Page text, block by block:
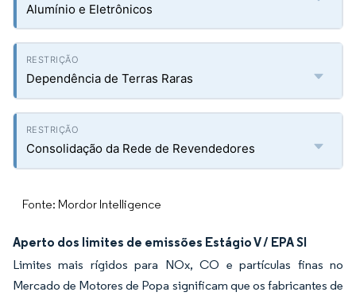
Alumínio e Eletrônicos
Dependência de Terras Raras
Consolidação da Rede de Revendedores
Fonte: Mordor Intelligence
Aperto dos limites de emissões Estágio V / EPA SI
Limites mais rígidos para NOx, CO e partículas finas no
Mercado de Motores de Popa significam que os fabricantes de